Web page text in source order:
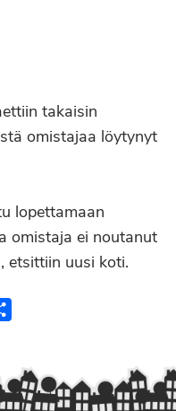
takaisin
omistajaa löytynyt
lopettamaan
omistaja ei noutanut
etsittiin uusi koti.